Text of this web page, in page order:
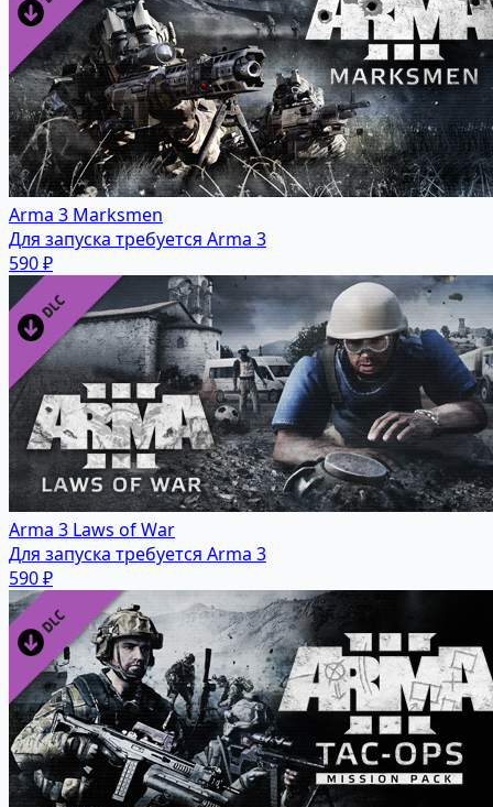
Arma 3 Marksmen
Для запуска требуется Arma 3
590 ₽
Arma 3 Laws of War
Для запуска требуется Arma 3
590 ₽